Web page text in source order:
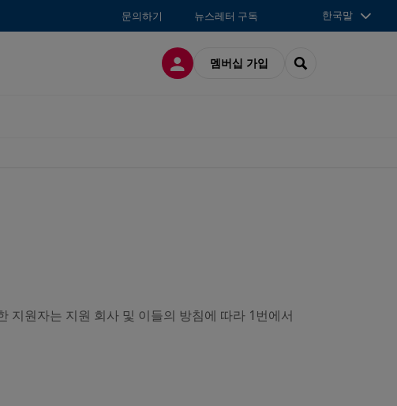
문의하기 뉴스레터 구독 한국말
접속 멤버십 가입 SEARCH
지원자는 지원 회사 및 이들의 방침에 따라 1번에서